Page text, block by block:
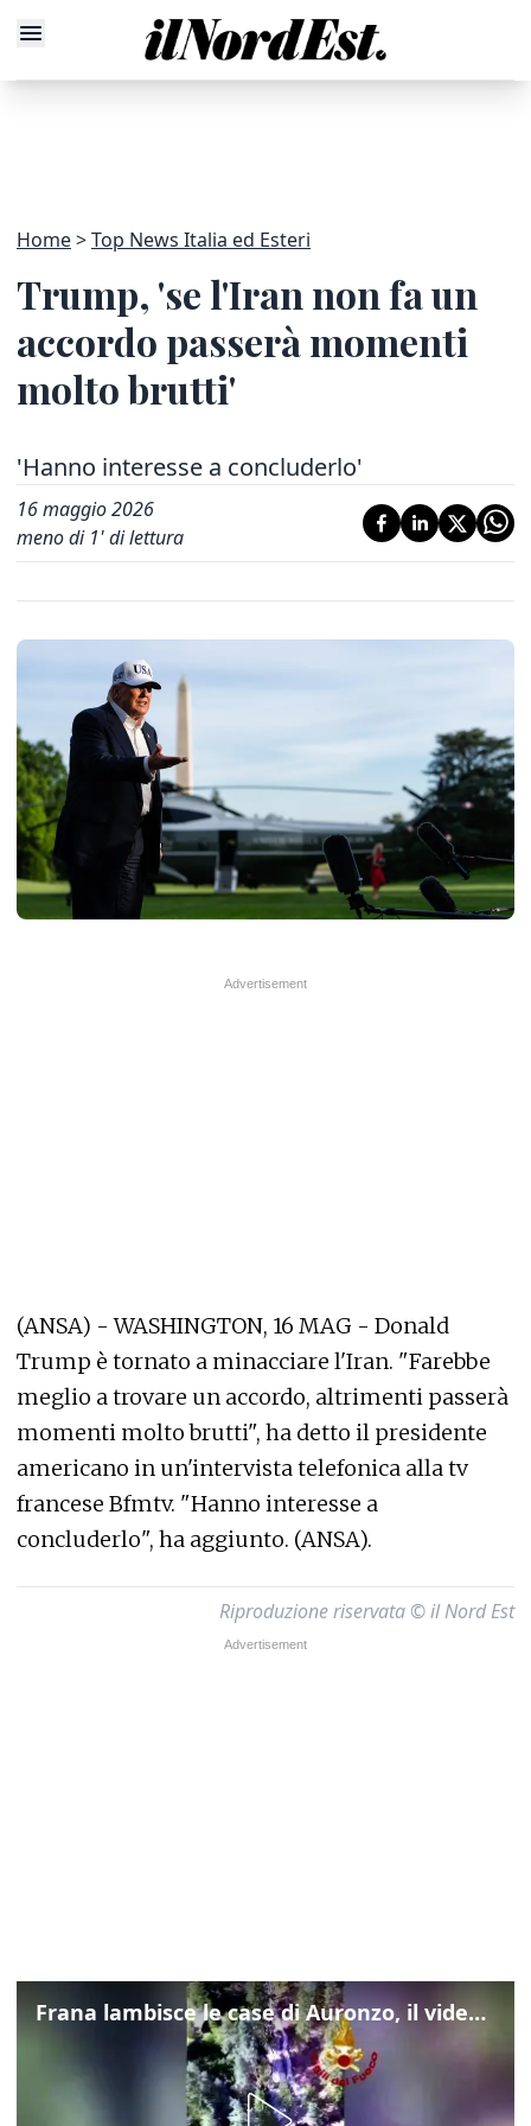
Home Top News Italia ed Esteri
Trump, 'se l'Iran non fa un
accordo passerà momenti
molto brutti'
'Hanno interesse a concluderlo'
16 maggio 2026
meno di 1' di lettura
(ANSA) - WASHINGTON, 16 MAG - Donald
Trump è tornato a minacciare l'Iran. "Farebbe
meglio a trovare un accordo, altrimenti passerà
momenti molto brutti", ha detto il presidente
americano in un'intervista telefonica alla tv
francese Bfmtv. "Hanno interesse a
concluderlo", ha aggiunto. (ANSA).
Riproduzione riservata © il Nord Est
Frana lambisce le case di Auronzo, il video dall'elicottero dei vigili del fuoco